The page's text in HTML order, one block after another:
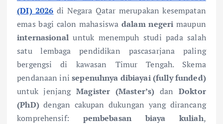
(DI) 2026 di Negara Qatar merupakan kesempatan
emas bagi calon mahasiswadalam negeri maupun
internasionaluntuk menempuh studi pada salah
satu lembaga pendidikan pascasarjana paling
bergengsi di kawasan Timur Tengah. Skema
pendanaan inisepenuhnya dibiayai (fully funded)
untuk jenjangMagister (Master’s) danDoktor
(PhD)dengan cakupan dukungan yang dirancang
komprehensif: pembebasan biaya kuliah,